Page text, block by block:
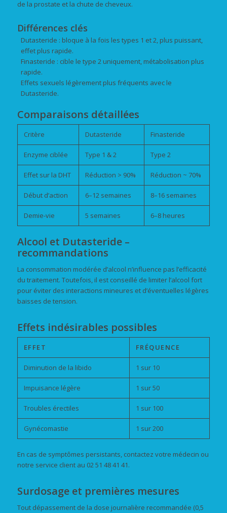
de la prostate et la chute de cheveux.
Différences clés
Dutasteride : bloque à la fois les types 1 et 2, plus puissant,
effet plus rapide.
Finasteride : cible le type 2 uniquement, métabolisation plus
rapide.
Effets sexuels légèrement plus fréquents avec le
Dutasteride.
Comparaisons détaillées
Critère Dutasteride Finasteride
Enzyme ciblée Type 1 & 2 Type 2
Effet sur la DHT Réduction > 90% Réduction ~ 70%
Début d’action 6–12 semaines 8–16 semaines
Demie-vie 5 semaines 6–8 heures
Alcool et Dutasteride –
recommandations
La consommation modérée d’alcool n’influence pas l’efficacité
du traitement. Toutefois, il est conseillé de limiter l’alcool fort
pour éviter des interactions mineures et d’éventuelles légères
baisses de tension.
Effets indésirables possibles
EFFET FRÉQUENCE
Diminution de la libido 1 sur 10
Impuisance légère 1 sur 50
Troubles érectiles 1 sur 100
Gynécomastie 1 sur 200
En cas de symptômes persistants, contactez votre médecin ou
notre service client au 02 51 48 41 41.
Surdosage et premières mesures
Tout dépassement de la dose journalière recommandée (0,5